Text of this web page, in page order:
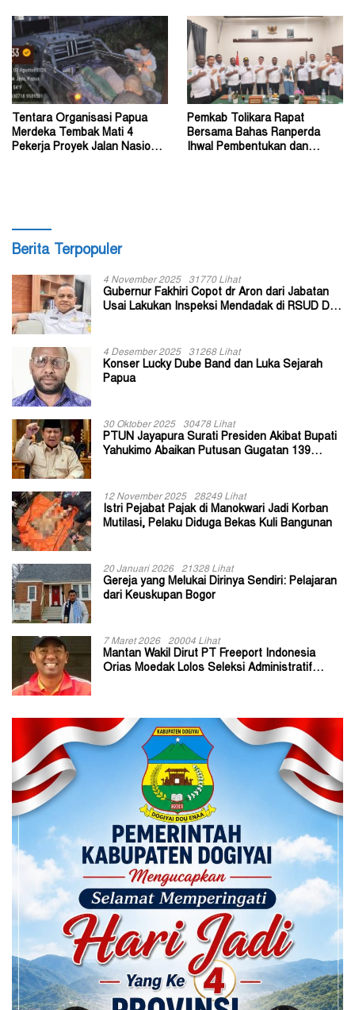
Tentara Organisasi Papua
Merdeka Tembak Mati 4
Pekerja Proyek Jalan Nasional
Pemkab Tolikara Rapat
Bersama Bahas Ranperda
Ihwal Pembentukan dan
Berita Terpopuler
4 November 2025 31770 Lihat
Gubernur Fakhiri Copot dr Aron dari Jabatan
Usai Lakukan Inspeksi Mendadak di RSUD Dok
4 Desember 2025 31268 Lihat
Konser Lucky Dube Band dan Luka Sejarah
Papua
30 Oktober 2025 30478 Lihat
PTUN Jayapura Surati Presiden Akibat Bupati
Yahukimo Abaikan Putusan Gugatan 139
12 November 2025 28249 Lihat
Istri Pejabat Pajak di Manokwari Jadi Korban
Mutilasi, Pelaku Diduga Bekas Kuli Bangunan
20 Januari 2026 21328 Lihat
Gereja yang Melukai Dirinya Sendiri: Pelajaran
dari Keuskupan Bogor
7 Maret 2026 20004 Lihat
Mantan Wakil Dirut PT Freeport Indonesia
Orias Moedak Lolos Seleksi Administratif